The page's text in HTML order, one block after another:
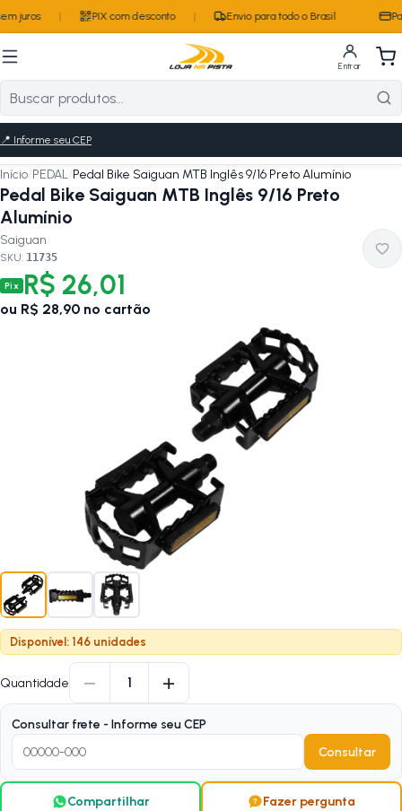
juros PIX com desconto Envio para todo o Brasil
Entrar
📍 Informe seu CEP
Início/PEDAL/Pedal Bike Saiguan MTB Inglês 9/16 Preto Alumínio
Pedal Bike Saiguan MTB Inglês 9/16 Preto
Alumínio
Saiguan
SKU: 11735
Pix R$ 26,01
ou R$ 28,90 no cartão
Disponível: 146 unidades
Quantidade − 1 +
Consultar frete - Informe seu CEP
Consultar
Compartilhar Fazer pergunta